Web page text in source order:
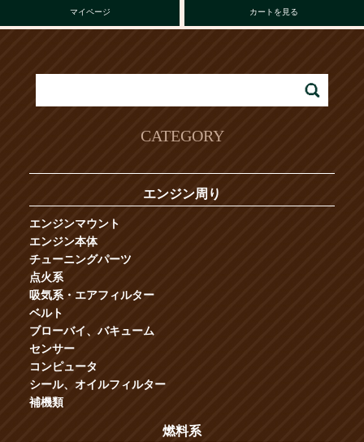
マイページ カートを見る
CATEGORY
エンジン周り
エンジンマウント
エンジン本体
チューニングパーツ
点火系
吸気系・エアフィルター
ベルト
ブローバイ、バキューム
センサー
コンピュータ
シール、オイルフィルター
補機類
燃料系